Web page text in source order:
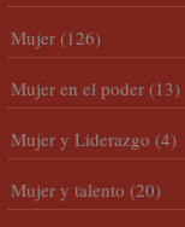
Mujer (126)
Mujer en el poder (13)
Mujer y Liderazgo (4)
Mujer y talento (20)